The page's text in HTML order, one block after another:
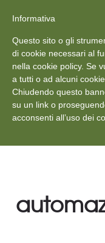
+39 011 18867102
Aceper
Vedi: Protezione
Informativa
Questo sito o gli
di cookie necessari al
nella cookie policy. Se
a tutti o ad alcuni
Chiudendo questo
su un link o
acconsenti all’uso dei